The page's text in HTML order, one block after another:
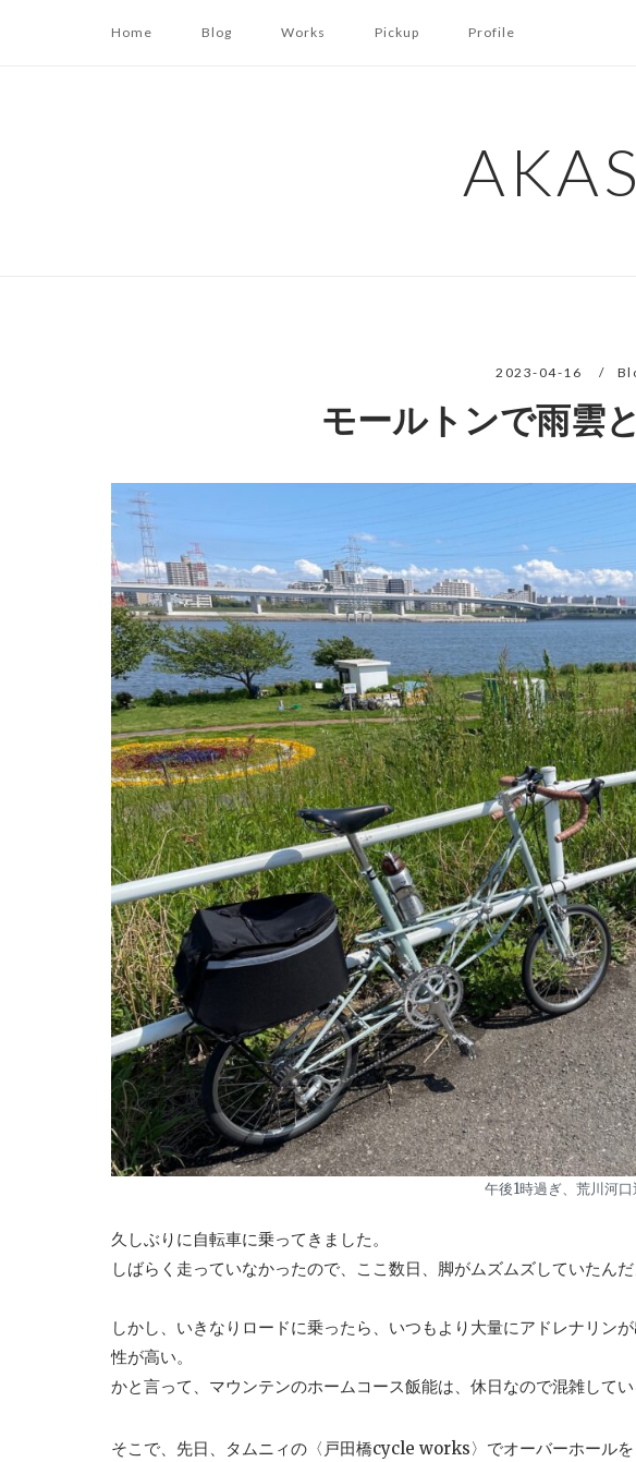
Home Blog Works Pickup Profile
2023-04-16
モールトンで雨雲
午後1時過ぎ、荒川河口
久しぶりに自転車に乗ってきました。
しばらく走っていなかったので、ここ数日、脚がムズムズしていたんだ
しかし、いきなりロードに乗ったら、いつもより大量にアドレナリン
性が高い。
かと言って、マウンテンのホームコース飯能は、休日なので混雑してい
そこで、先日、タムニィの〈戸田橋cycle works〉でオーバーホール